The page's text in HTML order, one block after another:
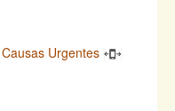
Urgentes